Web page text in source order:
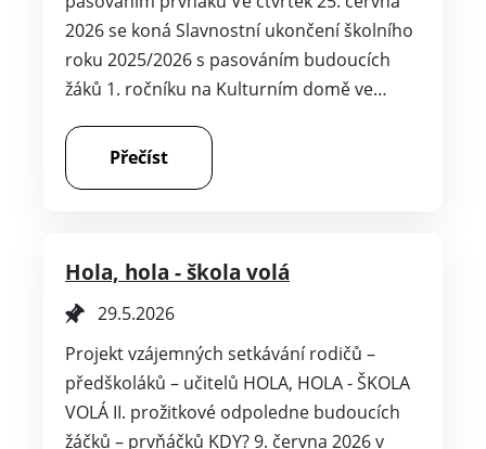
2026 se koná Slavnostní ukončení školního
roku 2025/2026 s pasováním budoucích
žáků 1. ročníku na Kulturním domě ve…
Přečíst
Hola, hola - škola volá
29.5.2026
Projekt vzájemných setkávání rodičů –
předškoláků – učitelů HOLA, HOLA - ŠKOLA
VOLÁ II. prožitkové odpoledne budoucích
žáčků – prvňáčků KDY? 9. června 2026 v